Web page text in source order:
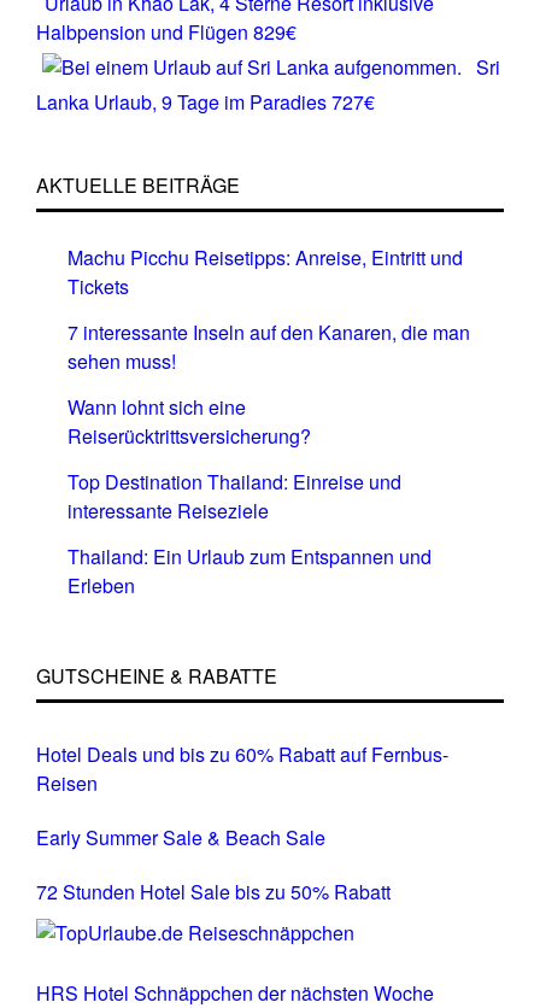
Halbpension und Flügen 829€
Sri
Lanka Urlaub, 9 Tage im Paradies 727€
AKTUELLE BEITRÄGE
Machu Picchu Reisetipps: Anreise, Eintritt und
Tickets
7 interessante Inseln auf den Kanaren, die man
sehen muss!
Wann lohnt sich eine
Reiserücktrittsversicherung?
Top Destination Thailand: Einreise und
interessante Reiseziele
Thailand: Ein Urlaub zum Entspannen und
Erleben
GUTSCHEINE & RABATTE
Hotel Deals und bis zu 60% Rabatt auf Fernbus-
Reisen
Early Summer Sale & Beach Sale
72 Stunden Hotel Sale bis zu 50% Rabatt
HRS Hotel Schnäppchen der nächsten Woche